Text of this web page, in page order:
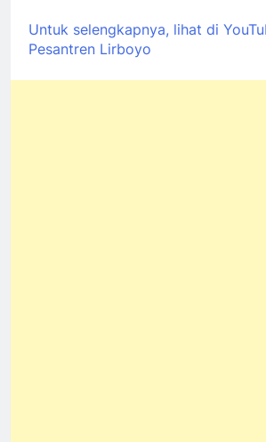
Untuk selengkapnya, lihat di
Pesantren Lirboyo